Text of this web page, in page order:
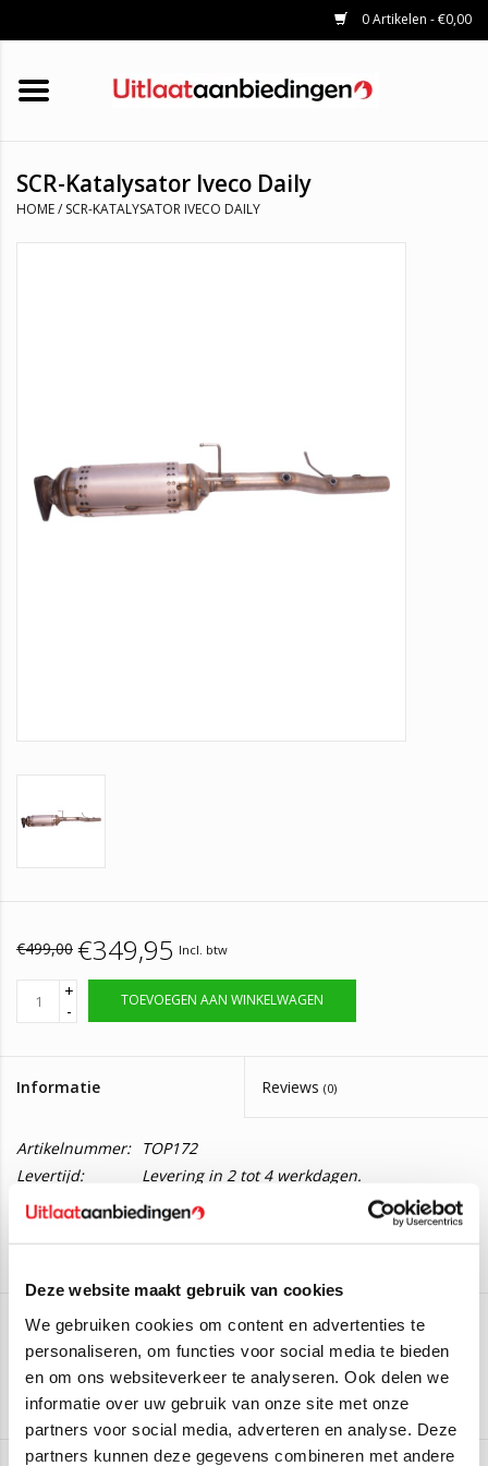
Deze website maakt gebruik van cookies
We gebruiken cookies om content en advertenties te
personaliseren, om functies voor social media te bieden
en om ons websiteverkeer te analyseren. Ook delen we
informatie over uw gebruik van onze site met onze
partners voor social media, adverteren en analyse. Deze
partners kunnen deze gegevens combineren met andere
0 Artikelen - €0,00
HOME
KATALYSATOREN
UNIVERSELE UITLAATDELEN
SCR-Katalysator Iveco Daily
HOME/ SCR-KATALYSATOR IVECO DAILY
€499,00 €349,95 Incl. btw
+
-
TOEVOEGEN AAN WINKELWAGEN
Informatie Reviews (0)
Artikelnummer:
TOP172
Levertijd:
Levering in 2 tot 4 werkdagen.
SCR-Katalysator Iveco Daily
Iveco Daily 35C15(145PK) (Van 2016 t/m ->)
Iveco Daily 35S15(145PK) (Van 2016 t/m ->)
Iveco Daily 35S17
Iveco Daily 40C15
(145PK) (Van 2016 t/m ->)
Iveco Daily 40C17 (170PK) (Van 2016 t/m ->)
Iveco Daily 50C15
(145PK) (Van 2016 t/m ->)
EEC
Aan verlanglijst toevoegen Toevoegen om te vergelijken